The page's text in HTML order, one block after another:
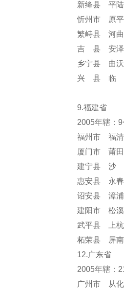
新绛县 平
忻州市 原
繁峙县 河
吉 县 安
乡宁县 曲
兴 县 临
9.福建省
2005年辖：
福州市 福
厦门市 莆
建宁县 沙
惠安县 永
诏安县 漳
建阳市 松
武平县 上
柘荣县 屏
12.广东省
2005年辖：
广州市 从